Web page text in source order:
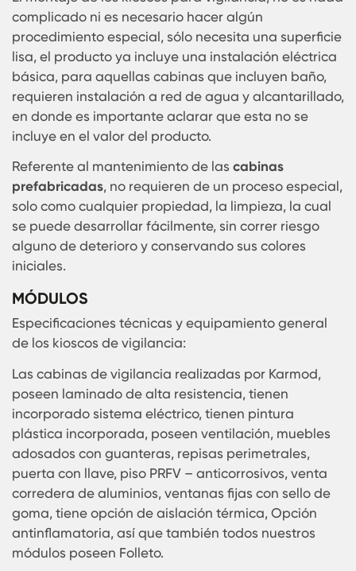
Teniendo en cuenta lo anterior es importante
que la pintura que posee los productos de
corresponde a una de las capas del laminado y
logrado con productos químicos de alta
especialización, por ello en cuanto al buen
en cuanto a la durabilidad y resistencia.
El montaje de los kioscos para vigilancia, no es
complicado ni es necesario hacer algún
procedimiento especial, sólo necesita una
lisa, el producto ya incluye una instalación
básica, para aquellas cabinas que incluyen
requieren instalación a red de agua y
en donde es importante aclarar que esta no se
incluye en el valor del producto.
Referente al mantenimiento de las
prefabricadas, no requieren de un proceso
solo como cualquier propiedad, la limpieza, la
se puede desarrollar fácilmente, sin correr riesgo
alguno de deterioro y conservando sus colores
iniciales.
MÓDULOS
Especificaciones técnicas y equipamiento
de los kioscos de vigilancia: